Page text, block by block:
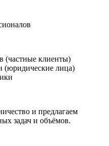
(частные клиенты)
(юридические лица)
и предлагаем
задач и объёмов.